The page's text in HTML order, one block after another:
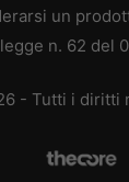
un
n. 62 del
- Tutti i diritti